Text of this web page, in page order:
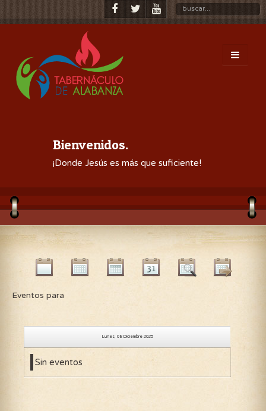
Bienvenidos.
¡Donde Jesús es más que suficiente!
Eventos para
Lunes, 08 Diciembre 2025
Sin eventos